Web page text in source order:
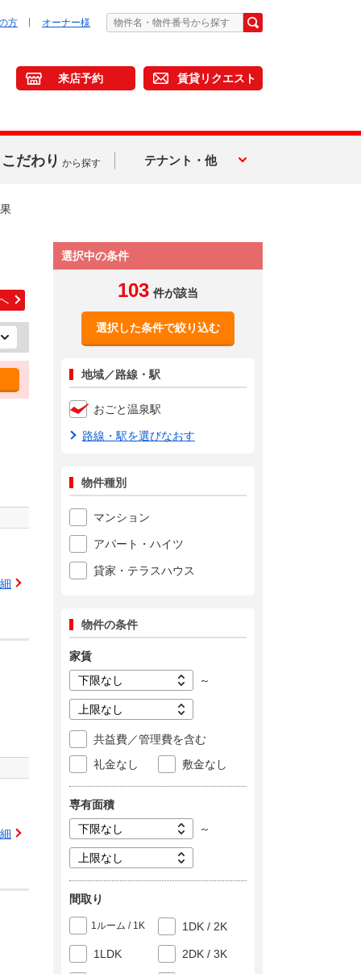
方 オーナー様
来店予約 賃貸リクエスト
こだわり から探す テナント・他
選択中の条件
103 件が該当
選択した条件で絞り込む
地域／路線・駅
おごと温泉駅
路線・駅を選びなおす
物件種別
マンション
アパート・ハイツ
貸家・テラスハウス
物件の条件
家賃
～
共益費／管理費を含む
礼金なし
敷金なし
専有面積
～
間取り
1ルーム / 1K 1DK / 2K
1LDK 2DK / 3K